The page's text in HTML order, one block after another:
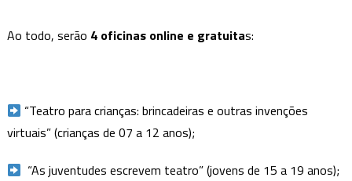
Ao todo, serão 4 oficinas online e gratuitas:
“Teatro para crianças: brincadeiras e outras invenções
virtuais” (crianças de 07 a 12 anos);
“As juventudes escrevem teatro” (jovens de 15 a 19 anos);